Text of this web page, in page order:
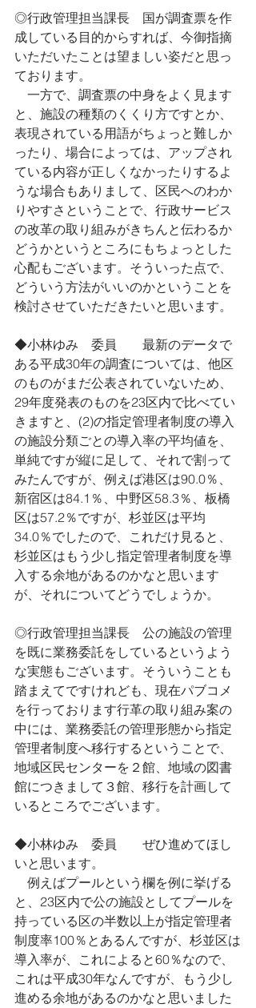
◎行政管理担当課長　国が調査票を作
成している目的からすれば、今御指摘
いただいたことは望ましい姿だと思っ
ております。
一方で、調査票の中身をよく見ます
と、施設の種類のくくり方ですとか、
表現されている用語がちょっと難しか
ったり、場合によっては、アップされ
ている内容が正しくなかったりするよ
うな場合もありまして、区民へのわか
りやすさということで、行政サービス
の改革の取り組みがきちんと伝わるか
どうかというところにもちょっとした
心配もございます。そういった点で、
どういう方法がいいのかということを
検討させていただきたいと思います。
◆小林ゆみ　委員　　最新のデータで
ある平成30年の調査については、他区
のものがまだ公表されていないため、
29年度発表のものを23区内で比べてい
きますと、(2)の指定管理者制度の導入
の施設分類ごとの導入率の平均値を、
単純ですが縦に足して、それで割って
みたんですが、例えば港区は90.0％、
新宿区は84.1％、中野区58.3％、板橋
区は57.2％ですが、杉並区は平均
34.0％でしたので、これだけ見ると、
杉並区はもう少し指定管理者制度を導
入する余地があるのかなと思います
が、それについてどうでしょうか。
◎行政管理担当課長　公の施設の管理
を既に業務委託をしているというよう
な実態もございます。そういうことも
踏まえてですけれども、現在パブコメ
を行っております行革の取り組み案の
中には、業務委託の管理形態から指定
管理者制度へ移行するということで、
地域区民センターを２館、地域の図書
館につきまして３館、移行を計画して
いるところでございます。
◆小林ゆみ　委員　　ぜひ進めてほし
いと思います。
例えばプールという欄を例に挙げる
と、23区内で公の施設としてプールを
持っている区の半数以上が指定管理者
制度率100％とあるんですが、杉並区は
導入率が、これによると60％なので、
これは平成30年なんですが、もう少し
進める余地があるのかなと思いました